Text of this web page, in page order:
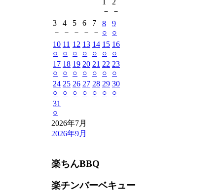
－
－
3
－
4
－
5
－
6
－
7
－
8
○
9
○
10
○
11
○
12
○
13
○
14
○
15
○
16
○
17
○
18
○
19
○
20
○
21
○
22
○
23
○
24
○
25
○
26
○
27
○
28
○
29
○
30
○
31
○
2026年7月
2026年9月
楽ちんBBQ
楽チンバーベキュー